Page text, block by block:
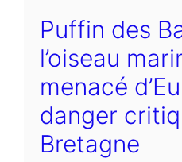
Puffin des
l’oiseau
menacé
danger
Bretagne